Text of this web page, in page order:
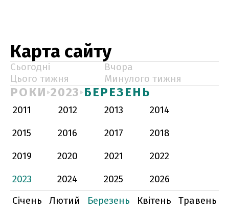
Карта сайту
Сьогодні
Вчора
Цього тижня
Минулого тижня
РОКИ 2023 БЕРЕЗЕНЬ
2011 2012 2013
2014
2015
2016 2017
2018
2019
2020 2021
2022
2023
2024 2025
2026
Січень
Лютий Березень Квітень
Травень